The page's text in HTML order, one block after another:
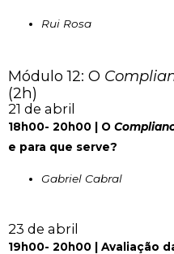
Rui Rosa
Módulo 12: O
(2h)
21 de abril
18h00- 20h00 | O
e para que serve?
Gabriel Cabral
23 de abril
19h00- 20h00 | Avaliação